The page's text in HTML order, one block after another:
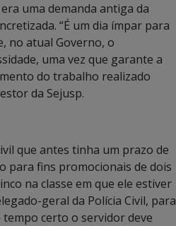
uma demanda antiga da
“É um dia ímpar para
no atual Governo, o
uma vez que garante a
do trabalho realizado
da Sejusp.
que antes tinha um prazo de
para fins promocionais de dois
na classe em que ele estiver
geral da Polícia Civil, para
certo o servidor deve